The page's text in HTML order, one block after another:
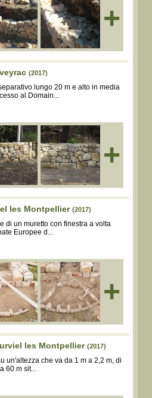
+
(2017)
lungo 20 m e alto in media
al Domain...
+
les Montpellier (2017)
di un muretto con finestra a volta
Europee d...
+
les Montpellier (2017)
un'altezza che va da 1 m a 2,2 m, di
60 m sit...